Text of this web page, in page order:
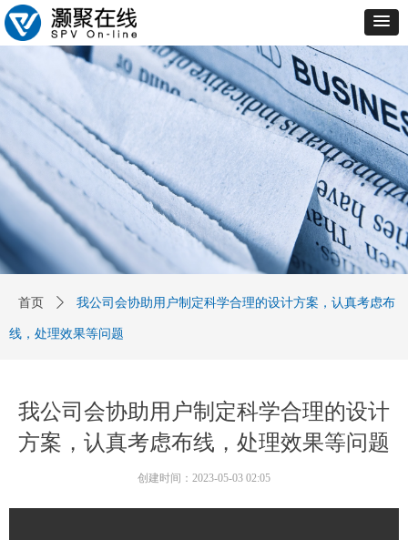
首页 ꄲ 我公司会协助用户制定科学合理的设计方案，认真考虑布
线，处理效果等问题
创建时间： 2023-05-03 02:05
我公司会协助用户制定科学合理的设计
方案，认真考虑布线，处理效果等问题